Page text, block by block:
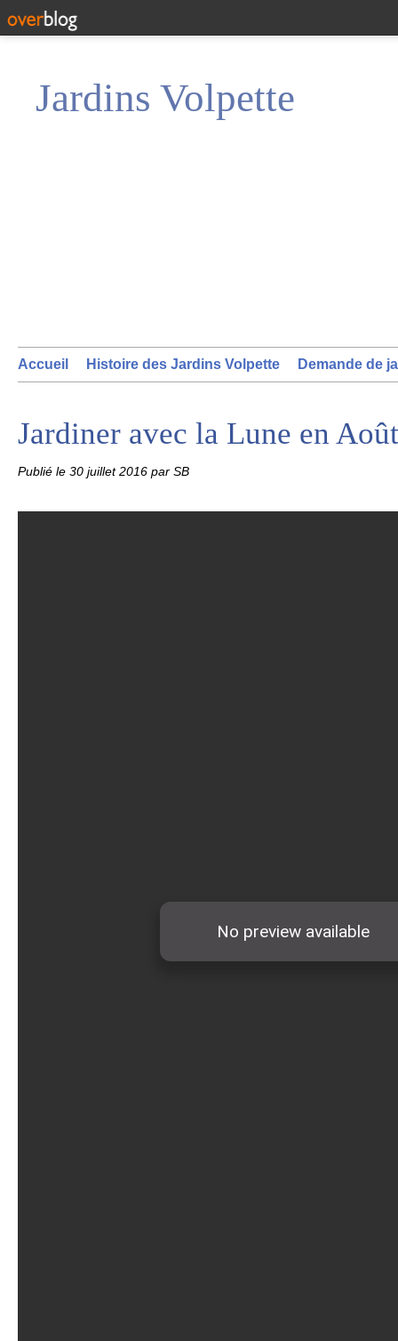
Jardins Volpette
Accueil Histoire des Jardins Volpette Demande de
Jardiner avec la Lune en Août
Publié le 30 juillet 2016 par SB